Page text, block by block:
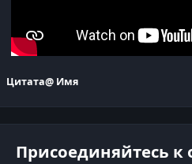
Цитата@ Имя
Присоединяйтесь